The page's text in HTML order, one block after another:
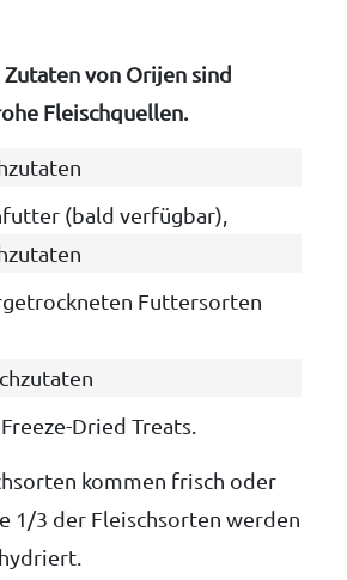
von Orijen sind
Fleischquellen.
(bald verfügbar),
Futtersorten
Dried Treats.
kommen frisch oder
1/3 der Fleischsorten werden